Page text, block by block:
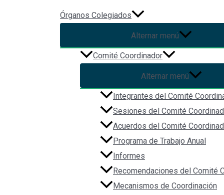
Órganos Colegiados
Alternar menú
Comité Coordinador
Alternar menú
Integrantes del Comité
Sesiones del Comité
Acuerdos del Comité
Programa de Trabajo Anual
Informes
Recomendaciones del Comité
Mecanismos de Coordinación
Primera Sesión Ordinaria
Sistema Estatal
Primera Sesión Ordinaria de la Comisión Ejecutiva de la
Sede: Instalaciones de la Secretaría Ejecutiva del Sistema
https://www.youtube.com/